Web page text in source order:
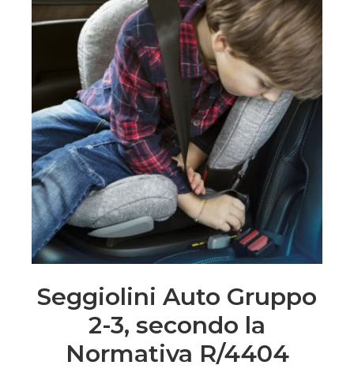
Seggiolini Auto Gruppo
2-3, secondo la
Normativa R/4404